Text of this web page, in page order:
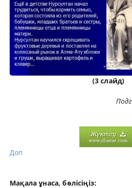
(3 слайд)
Доп
Мақала ұнаса, бөлісіңіз: